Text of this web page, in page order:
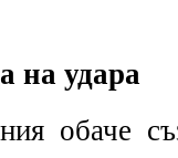
на удара
обаче